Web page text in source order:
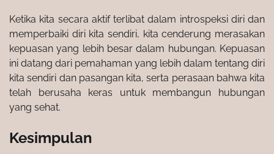
Ketika kita secara aktif terlibat dalam introspeksi diri dan
memperbaiki diri kita sendiri, kita cenderung merasakan
kepuasan yang lebih besar dalam hubungan. Kepuasan
ini datang dari pemahaman yang lebih dalam tentang diri
kita sendiri dan pasangan kita, serta perasaan bahwa kita
telah berusaha keras untuk membangun hubungan
yang sehat.
Kesimpulan